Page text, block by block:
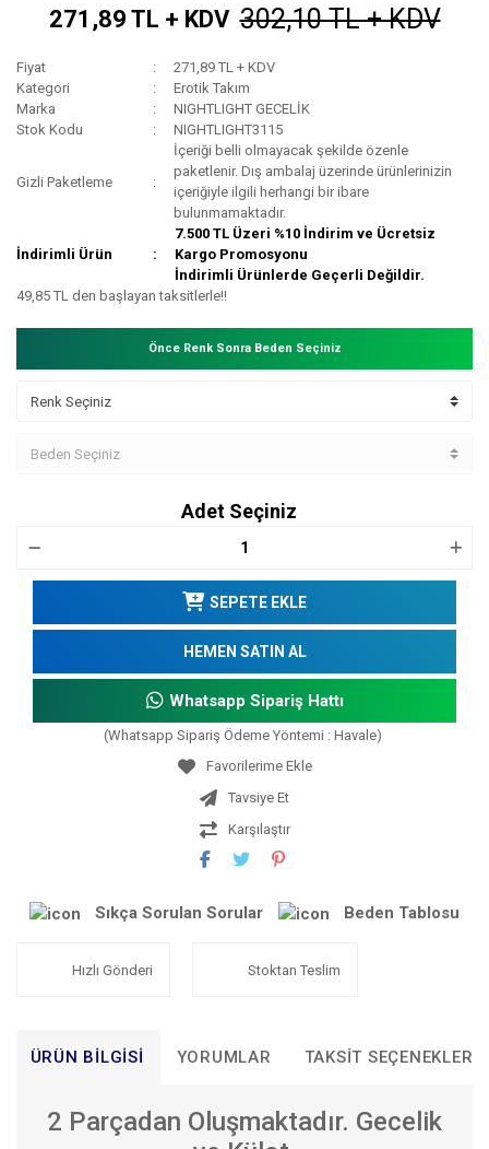
271,89 TL + KDV 302,10 TL + KDV
Fiyat
271,89 TL + KDV
Kategori
Erotik Takım
Marka
NIGHTLIGHT GECELİK
Stok Kodu
NIGHTLIGHT3115
Gizli Paketleme
İçeriği belli olmayacak şekilde özenle
paketlenir. Dış ambalaj üzerinde ürünlerinizin
içeriğiyle ilgili herhangi bir ibare
bulunmamaktadır.
İndirimli Ürün
7.500 TL Üzeri %10 İndirim ve Ücretsiz
Kargo Promosyonu
İndirimli Ürünlerde Geçerli Değildir.
49,85 TL den başlayan taksitlerle!!
Önce Renk Sonra Beden Seçiniz
Adet Seçiniz
SEPETE EKLE
HEMEN SATIN AL
Whatsapp Sipariş Hattı
(Whatsapp Sipariş Ödeme Yöntemi : Havale)
Tavsiye Et
Karşılaştır
Sıkça Sorulan Sorular Beden Tablosu
Hızlı Gönderi Stoktan Teslim
ÜRÜN BILGISI YORUMLAR TAKSIT SEÇENEKLERI
2 Parçadan Oluşmaktadır. Gecelik